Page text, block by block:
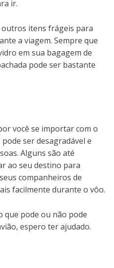
ir.
itens frágeis para
a viagem. Sempre que
em sua bagagem de
pode ser bastante
você se importar com o
ser desagradável e
Alguns são até
ao seu destino para
companheiros de
facilmente durante o vôo.
que pode ou não pode
espero ter ajudado.